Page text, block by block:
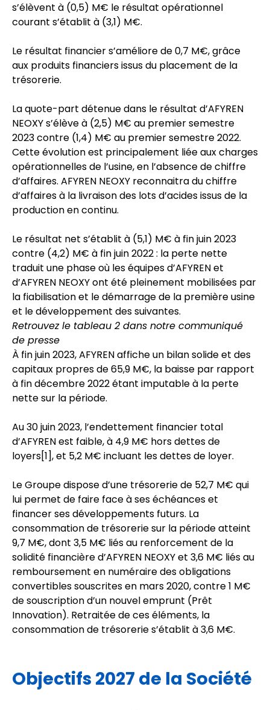
s’élèvent à (0,5) M€ le résultat opérationnel
courant s’établit à (3,1) M€.
Le résultat financier s’améliore de 0,7 M€, grâce
aux produits financiers issus du placement de la
trésorerie.
La quote-part détenue dans le résultat d’AFYREN
NEOXY s’élève à (2,5) M€ au premier semestre
2023 contre (1,4) M€ au premier semestre 2022.
Cette évolution est principalement liée aux charges
opérationnelles de l’usine, en l’absence de chiffre
d’affaires. AFYREN NEOXY reconnaitra du chiffre
d’affaires à la livraison des lots d’acides issus de la
production en continu.
Le résultat net s’établit à (5,1) M€ à fin juin 2023
contre (4,2) M€ à fin juin 2022 : la perte nette
traduit une phase où les équipes d’AFYREN et
d’AFYREN NEOXY ont été pleinement mobilisées par
la fiabilisation et le démarrage de la première usine
et le développement des suivantes.
Retrouvez le tableau 2 dans notre communiqué
de presse
À fin juin 2023, AFYREN affiche un bilan solide et des
capitaux propres de 65,9 M€, la baisse par rapport
à fin décembre 2022 étant imputable à la perte
nette sur la période.
Au 30 juin 2023, l’endettement financier total
d’AFYREN est faible, à 4,9 M€ hors dettes de
loyers[1], et 5,2 M€ incluant les dettes de loyer.
Le Groupe dispose d’une trésorerie de 52,7 M€ qui
lui permet de faire face à ses échéances et
financer ses développements futurs. La
consommation de trésorerie sur la période atteint
9,7 M€, dont 3,5 M€ liés au renforcement de la
solidité financière d’AFYREN NEOXY et 3,6 M€ liés au
remboursement en numéraire des obligations
convertibles souscrites en mars 2020, contre 1 M€
de souscription d’un nouvel emprunt (Prêt
Innovation). Retraitée de ces éléments, la
consommation de trésorerie s’établit à 3,6 M€.
Objectifs 2027 de la Société